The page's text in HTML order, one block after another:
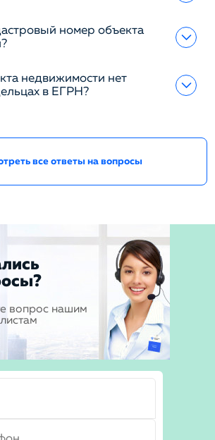
номер объекта
недвижимости нет
в ЕГРН?
все ответы на вопросы
вопрос нашим